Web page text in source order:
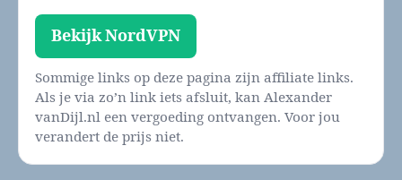
Bekijk NordVPN
Sommige links op deze pagina zijn affiliate links.
Als je via zo’n link iets afsluit, kan Alexander
vanDijl.nl een vergoeding ontvangen. Voor jou
verandert de prijs niet.